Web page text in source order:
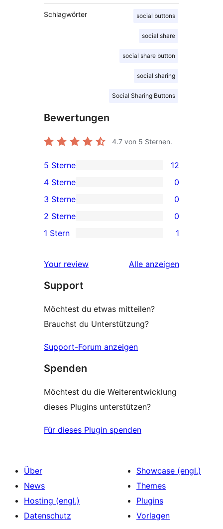
Schlagwörter social buttons
social share
social share button
social sharing
Social Sharing Buttons
Bewertungen
4.7 von 5 Sternen.
12 5-
Sterne-
Rezensionen
5 Sterne 12
0 4-
Sterne-
Rezensionen
4 Sterne 0
0 3-
Sterne-
Rezensionen
3 Sterne 0
0 2-
Sterne-
2 Sterne 0
1 1-
Rezension
1 Stern 1
Your review Alle Rezensionen
anzeigen
Support
Möchtest du etwas mitteilen?
Brauchst du Unterstützung?
Support-Forum anzeigen
Spenden
Möchtest du die Weiterentwicklung
dieses Plugins unterstützen?
Für dieses Plugin spenden
Über
News
Hosting (engl.)
Datenschutz
Showcase (engl.)
Themes
Plugins
Vorlagen